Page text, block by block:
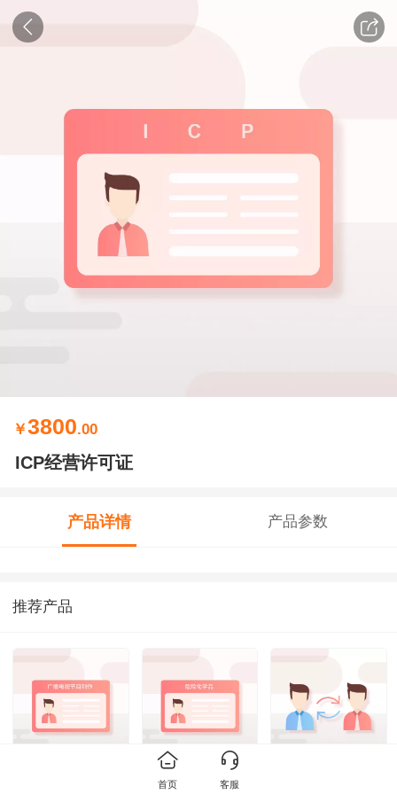
￥3800.00
ICP经营许可证
产品详情 产品参数
推荐产品
危险化学品经营许
首页 客服